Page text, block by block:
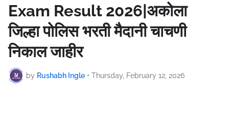
Exam Result 2026|अकोला
जिल्हा पोलिस भरती मैदानी चाचणी
निकाल जाहीर
by Rushabh Ingle • Thursday, February 12, 2026